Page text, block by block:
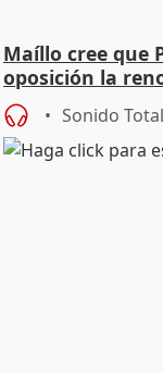
Maíllo cree que
oposición la
Defensor
Sonido